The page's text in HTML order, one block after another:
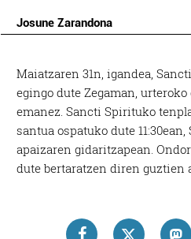
Josune Zarandona
Maiatzaren 31n, igandea,
egingo dute Zegaman,
emanez. Sancti Spirituko
santua ospatuko dute
apaizaren gidaritzapean.
dute bertaratzen diren guztien